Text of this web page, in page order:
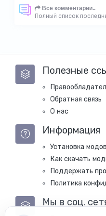
Все комментарии..
Полный список
Полезные
Обратная связь
О нас
Информация
Установка модов
Как скачать
Поддержать
Политика
Мы в соц.